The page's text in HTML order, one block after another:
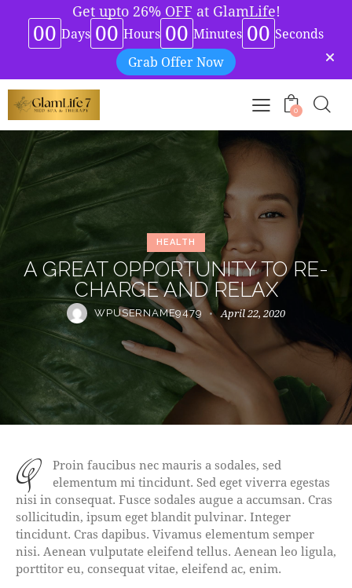
Get upto 26% OFF at GlamLife!
00 Days 00 Hours 00 Minutes 00 Seconds
Grab Offer Now
0
HEALTH
A GREAT OPPORTUNITY TO RE-
CHARGE AND RELAX
WPUSERNAME9479 April 22, 2020
q
Proin faucibus nec mauris a sodales, sed
elementum mi tincidunt. Sed eget viverra egestas
nisi in consequat. Fusce sodales augue a accumsan. Cras
sollicitudin, ipsum eget blandit pulvinar. Integer
tincidunt. Cras dapibus. Vivamus elementum semper
nisi. Aenean vulputate eleifend tellus. Aenean leo ligula,
porttitor eu, consequat vitae, eleifend ac, enim.